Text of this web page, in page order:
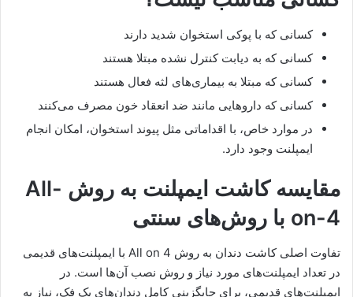
کسانی که با پوکی استخوان شدید دارند
کسانی که به دیابت کنترل نشده مبتلا هستند
کسانی که مبتلا به بیماری‌های لثه فعال هستند
کسانی که داروهایی مانند ضد انعقاد خون مصرف می‌کنند
در موارد خاص، با اقداماتی مثل پیوند استخوان، امکان انجام
ایمپلنت وجود دارد.
مقایسه کاشت ایمپلنت به روش All-
on-4 با روش‌های سنتی
تفاوت اصلی کاشت دندان به روش All on 4 با ایمپلنت‌های قدیمی
در تعداد ایمپلنت‌های مورد نیاز و روش نصب آن‌ها است. در
ایمپلنت‌های قدیمی، برای جایگزینی کامل دندان‌های یک فک، نیاز به